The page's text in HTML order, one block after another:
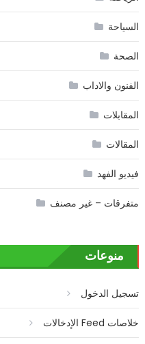
السياحة
الصحة
الفنون والاداب
المقابلات
المقالات
فيديو الفهد
متفرقات – غير مصنف
منوعات
تسجيل الدخول
خلاصات Feed الإدخالات